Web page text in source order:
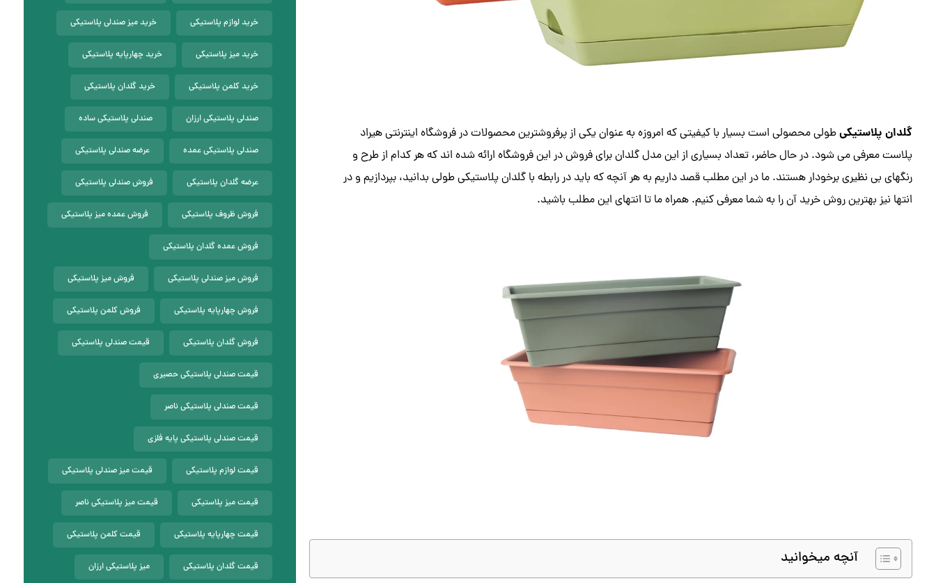
گلدان پلاستیکیطولی محصولی است بسیار با کیفیتی که امروزه به عنوان یکی از پرفروشترین محصولات در فروشگاه اینترنتی هیراد
پلاست معرفی می شود. در حال حاضر، تعداد بسیاری از این مدل گلدان برای فروش در این فروشگاه ارائه شده اند که هر کدام از طرح و
رنگهای بی نظیری برخودار هستند. ما در این مطلب قصد داریم به هر آنچه که باید در رابطه با گلدان پلاستیکی طولی بدانید، بپردازیم و در
انتها نیز بهترین روش خرید آن را به شما معرفی کنیم. همراه ما تا انتهای این مطلب باشید.
آنچه میخوانید
خرید لوازم پلاستیکی خرید میز صندلی پلاستیکی
خرید میز پلاستیکی خرید چهارپایه پلاستیکی
خرید کلمن پلاستیکی خرید گلدان پلاستیکی
صندلی پلاستیکی ارزان صندلی پلاستیکی ساده
صندلی پلاستیکی عمده عرضه صندلی پلاستیکی
عرضه گلدان پلاستیکی فروش صندلی پلاستیکی
فروش ظروف پلاستیکی فروش عمده میز پلاستیکی
فروش عمده گلدان پلاستیکی
فروش میز صندلی پلاستیکی فروش میز پلاستیکی
فروش چهارپایه پلاستیکی فروش کلمن پلاستیکی
فروش گلدان پلاستیکی قیمت صندلی پلاستیکی
قیمت صندلی پلاستیکی حصیری
قیمت صندلی پلاستیکی ناصر
قیمت صندلی پلاستیکی پایه فلزی
قیمت لوازم پلاستیکی قیمت میز صندلی پلاستیکی
قیمت میز پلاستیکی قیمت میز پلاستیکی ناصر
قیمت چهارپایه پلاستیکی قیمت کلمن پلاستیکی
قیمت گلدان پلاستیکی میز پلاستیکی ارزان